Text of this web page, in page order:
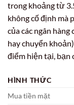
trong khoảng từ
không cố định mà
của các ngân
hay chuyển
điểm hiện tại, bạn
HÌNH THỨC
Mua tiền mặt